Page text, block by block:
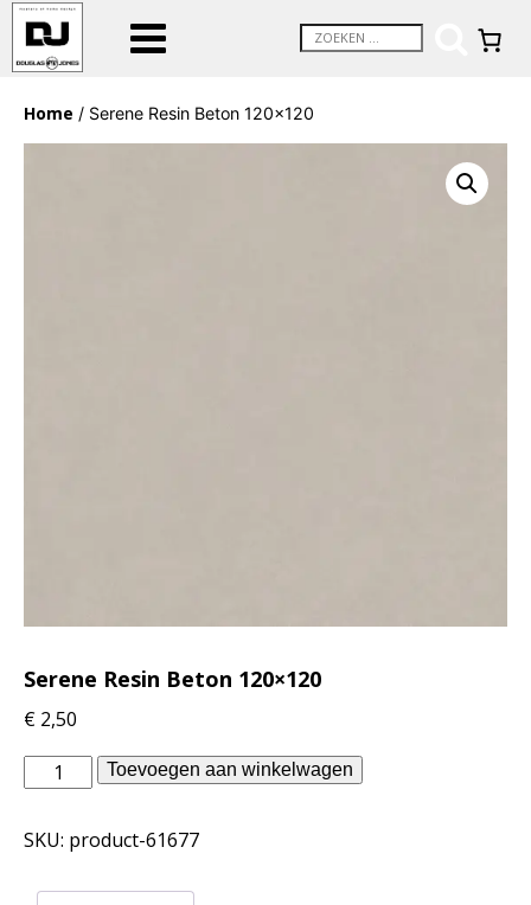
Home / Serene Resin Beton 120×120
Serene Resin Beton 120×120
€ 2,50
Douglas
Jones
-
Resin
Toevoegen aan winkelwagen
SKU: product-61677